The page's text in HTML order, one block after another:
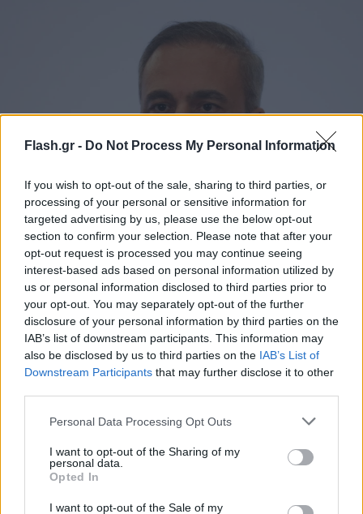
Flash.gr - Do Not Process My Personal Information
If you wish to opt-out of the sale, sharing to third parties, or
processing of your personal or sensitive information for
targeted advertising by us, please use the below opt-out
section to confirm your selection. Please note that after your
opt-out request is processed you may continue seeing
interest-based ads based on personal information utilized by
us or personal information disclosed to third parties prior to
your opt-out. You may separately opt-out of the further
disclosure of your personal information by third parties on the
IAB’s list of downstream participants. This information may
also be disclosed by us to third parties on the IAB’s List of
Downstream Participants that may further disclose it to other
Please note that this website/app uses one or more Google
not limited to your visit or usage behaviour. You may click to
grant or deny consent to Google and its third-party tags to
use your data for below specified purposes in below Google
consent section.
Personal Data Processing Opt Outs
I want to opt-out of the Sharing of my
personal data.
Opted In
I want to opt-out of the Sale of my
Προκλητικός Φιντάν για το Κυπριακό: «Η
ειρήνη οφείλεται στους Τούρκους
στρατιώτες»
08.08.2026